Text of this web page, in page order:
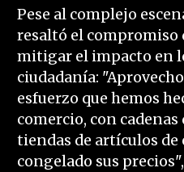
Pese al complejo
resaltó el compromiso
mitigar el impacto en
ciudadanía:
esfuerzo que hemos
comercio, con
tiendas de artículos
congelado sus